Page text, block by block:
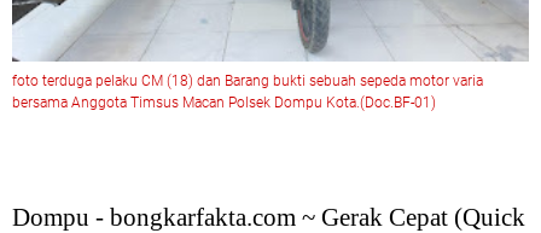
foto terduga pelaku CM (18) dan Barang bukti sebuah sepeda motor varia
bersama Anggota Timsus Macan Polsek Dompu Kota.(Doc.BF-01)
Dompu - bongkarfakta.com ~ Gerak Cepat (Quick